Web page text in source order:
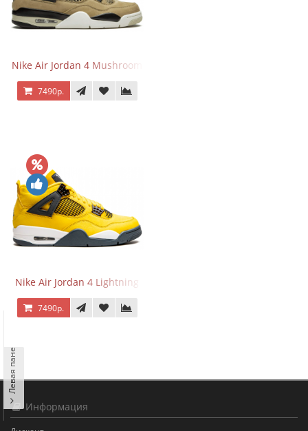
Nike Air Jordan 4 Mushroom
7490р.
Nike Air Jordan 4 Lightning
7490р.
Информация
Левая панель